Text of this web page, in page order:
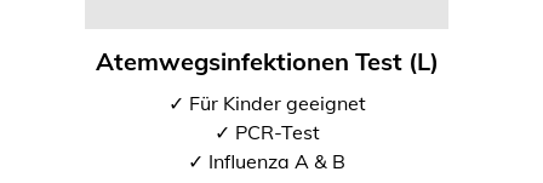
Atemwegsinfektionen Test (L)
✓ Für Kinder geeignet
✓ PCR-Test
✓ Influenza A & B